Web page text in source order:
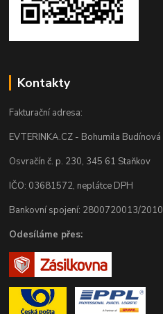
Kontakty
Fakturační adresa:
EVTERINKA.CZ - Bohumila Budínová
Osvračín č. p. 230, 345 61 Staňkov
IČO: 03681572, neplátce DPH
Bankovní spojení: 2800720013/2010
Odesíláme přes: